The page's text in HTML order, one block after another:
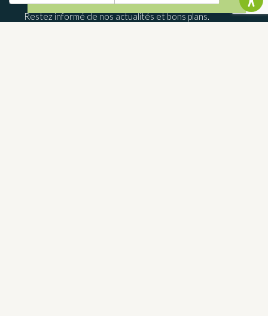
Restez informé de nos actualités et bons plans.